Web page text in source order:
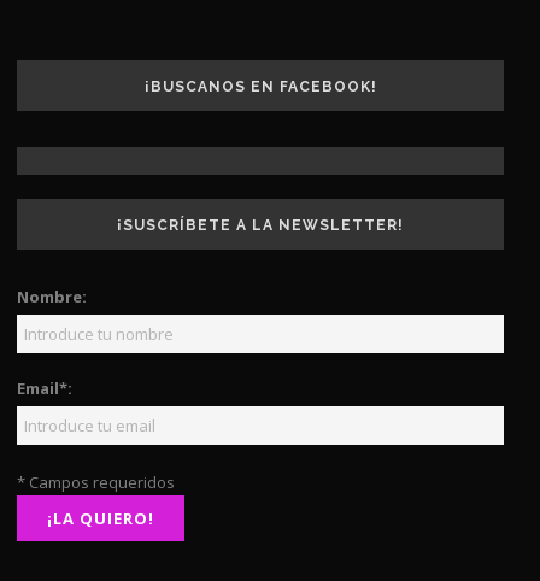
¡BUSCANOS EN FACEBOOK!
¡SUSCRÍBETE A LA NEWSLETTER!
Nombre:
Email*:
* Campos requeridos